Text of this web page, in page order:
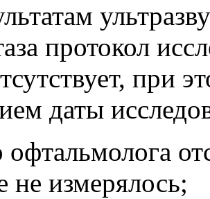
протокол
при
даты
не измерялось;